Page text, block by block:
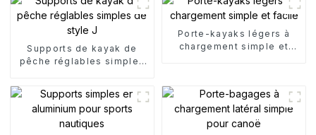
Supports de kayak de
pêche réglables simples
Porte-kayaks légers à
chargement simple et